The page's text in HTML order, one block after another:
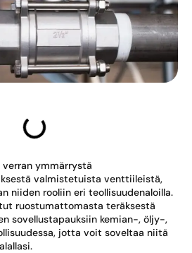
verran ymmärrystä
valmistetuista venttiileistä,
niiden rooliin eri teollisuudenaloilla.
ruostumattomasta teräksestä
sovellustapauksiin kemian-, öljy-,
jotta voit soveltaa niitä